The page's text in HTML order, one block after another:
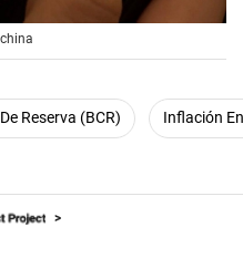
Reserva (BCR) Inflación